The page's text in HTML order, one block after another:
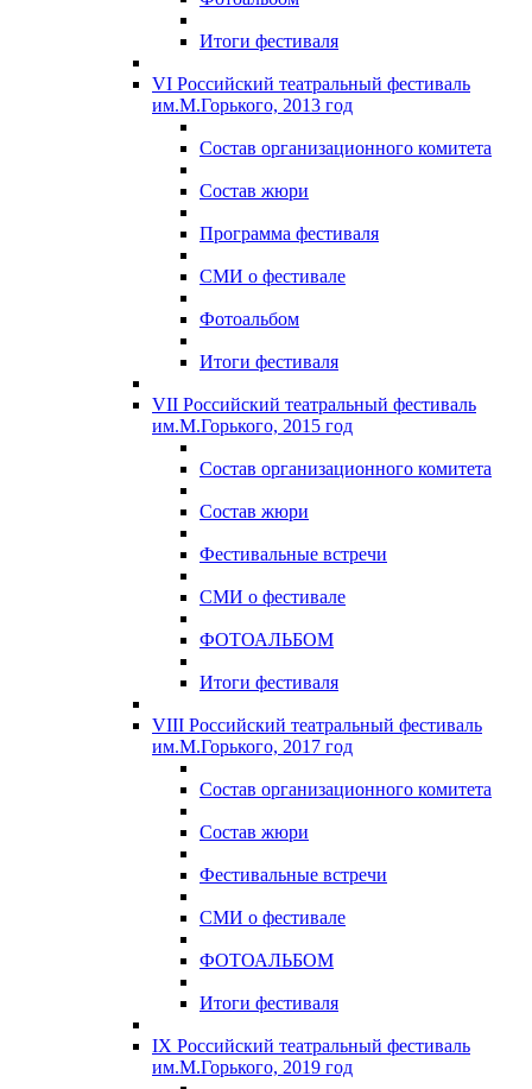
Итоги фестиваля
VI Российский театральный фестиваль
им.М.Горького, 2013 год
Состав организационного комитета
Состав жюри
Программа фестиваля
СМИ о фестивале
Фотоальбом
Итоги фестиваля
VII Российский театральный фестиваль
им.М.Горького, 2015 год
Состав организационного комитета
Состав жюри
Фестивальные встречи
СМИ о фестивале
ФОТОАЛЬБОМ
Итоги фестиваля
VIII Российский театральный фестиваль
им.М.Горького, 2017 год
Состав организационного комитета
Состав жюри
Фестивальные встречи
СМИ о фестивале
ФОТОАЛЬБОМ
Итоги фестиваля
IX Российский театральный фестиваль
им.М.Горького, 2019 год